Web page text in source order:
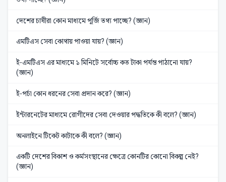
দেশের চাষীরা কোন মাধ্যমে পূর্জি তথ্য পাচ্ছে? (জ্ঞান)
এমটিএস সেবা কোথায় পাওয়া যায়? (জ্ঞান)
ই-এমটিএস এর মাধ্যমে ১ মিনিটে সর্বোচ্চ কত টাকা পর্যন্ত পাঠানো যায়?
(জ্ঞান)
ই-পর্চা কোন ধরনের সেবা প্রদান করে? (জ্ঞান)
ইন্টারনেটের মাধ্যমে রোগীদের সেবা দেওয়ার পদ্ধতিকে কী বলে? (জ্ঞান)
অনলাইনে টিকেট কাটাকে কী বলে? (জ্ঞান)
একটি দেশের বিকাশ ও কর্মসংস্থানের ক্ষেত্রে কোনটির কোনো বিকল্প নেই?
(জ্ঞান)